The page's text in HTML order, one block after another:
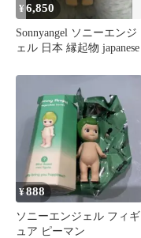
¥6,850
Sonnyangel ソニーエンジ
ェル 日本 縁起物 japanese
¥888
ソニーエンジェル フィギ
ュア ピーマン